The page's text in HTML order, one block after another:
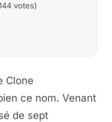
votes)
Clone
ce nom. Venant
de sept